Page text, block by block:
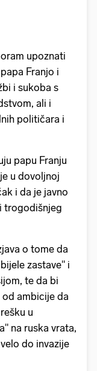
upoznati
Franjo i
i sukoba s
ali i
političara i
papu Franju
u dovoljnoj
i da je javno
trogodišnjeg
o tome da
zastave" i
te da bi
ambicije da
u
na ruska vrata,
do invazije